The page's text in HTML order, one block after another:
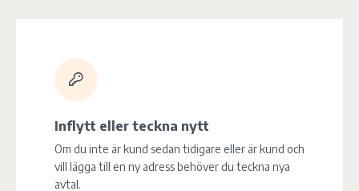
Inflytt eller teckna nytt
Om du inte är kund sedan tidigare eller är kund och
vill lägga till en ny adress behöver du teckna nya
avtal.